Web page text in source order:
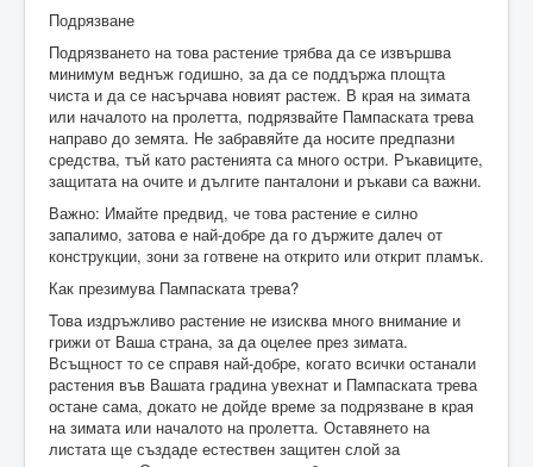
Подрязване
Подрязването на това растение трябва да се извършва
минимум веднъж годишно, за да се поддържа площта
чиста и да се насърчава новият растеж. В края на зимата
или началото на пролетта, подрязвайте Пампаската трева
направо до земята. Не забравяйте да носите предпазни
средства, тъй като растенията са много остри. Ръкавиците,
защитата на очите и дългите панталони и ръкави са важни.
Важно: Имайте предвид, че това растение е силно
запалимо, затова е най-добре да го държите далеч от
конструкции, зони за готвене на открито или открит пламък.
Как презимува Пампаската трева?
Това издръжливо растение не изисква много внимание и
грижи от Ваша страна, за да оцелее през зимата.
Всъщност то се справя най-добре, когато всички останали
растения във Вашата градина увехнат и Пампаската трева
остане сама, докато не дойде време за подрязване в края
на зимата или началото на пролетта. Оставянето на
листата ще създаде естествен защитен слой за